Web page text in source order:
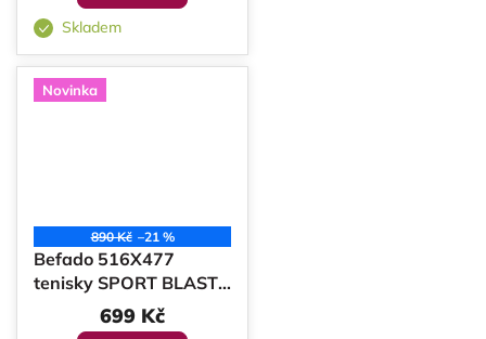
Skladem
Novinka
890 Kč –21 %
Befado 516X477
tenisky SPORT BLAST
tm. růžové699 Kč